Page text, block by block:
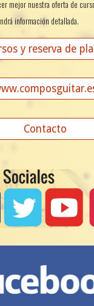
mejor nuestra oferta de
información detallada.
y reserva de
Contacto